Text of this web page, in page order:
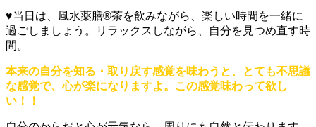
♥当日は 、風水薬膳®茶を飲みながら、 楽しい時間を一緒に
過ごしましょう。リラックスしながら、自分を見つめ直す時
間。
本来の自分を知る・取り戻す感覚を味わうと、とても不思議
な感覚で、心が楽になりますよ。この感覚味わって欲し
い！！